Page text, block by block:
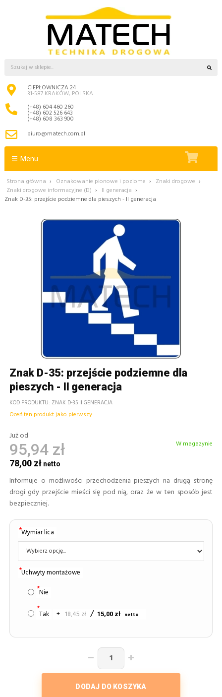
CIEPŁOWNICZA 24
31-587 KRAKÓW, POLSKA
(+48) 604 460 260
(+48) 602 526 643
(+48) 608 363 900
biuro@matech.com.pl
Menu
Strona główna › Oznakowanie pionowe i poziome › Znaki drogowe ›
Znaki drogowe informacyjne (D) › II generacja ›
Znak D-35: przejście podziemne dla pieszych - II generacja
Znak D-35: przejście podziemne dla
pieszych - II generacja
KOD PRODUKTU ZNAK D-35 II GENERACJA
Oceń ten produkt jako pierwszy
Już od
95,94 zł
78,00 zł
W magazynie
Informuje o możliwości przechodzenia pieszych na drugą stronę
drogi gdy przejście mieści się pod nią, oraz że w ten sposób jest
bezpieczniej.
Wymiar lica
Uchwyty montażowe
Nie
Tak + 18,45 zł 15,00 zł
DODAJ DO KOSZYKA